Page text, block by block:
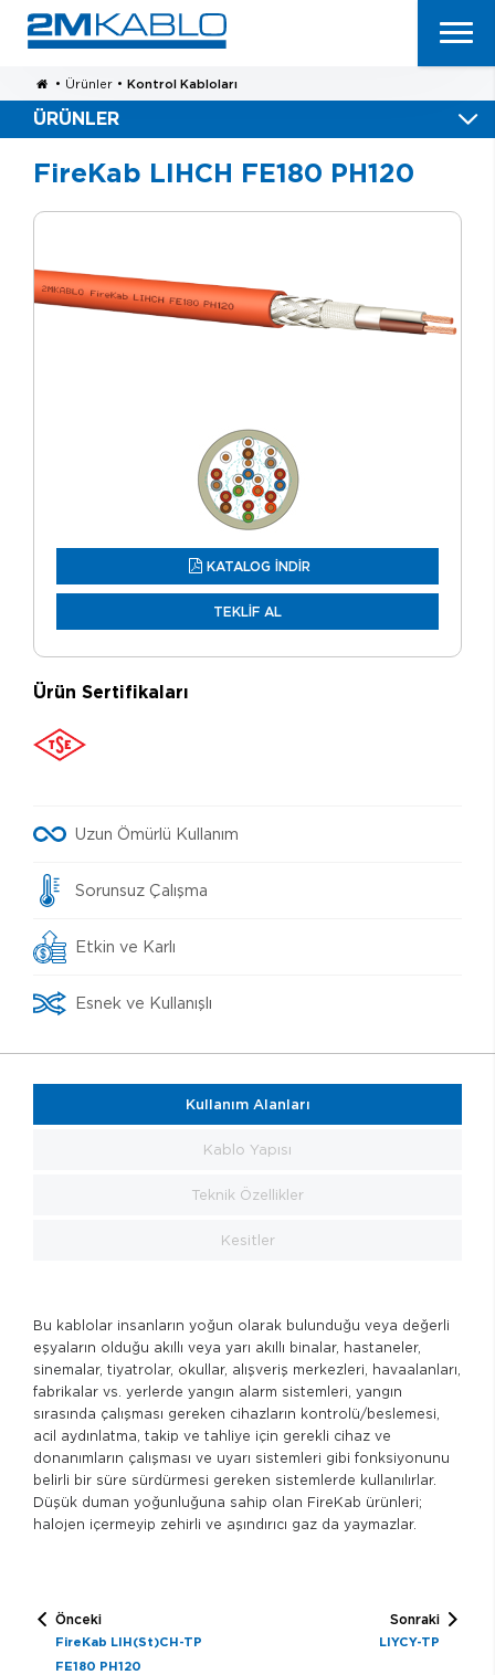
• Ürünler • Kontrol Kabloları
ÜRÜNLER
FireKab LIHCH FE180 PH120
KATALOG İNDİR
TEKLİF AL
Ürün Sertifikaları
Uzun Ömürlü Kullanım
Sorunsuz Çalışma
Etkin ve Karlı
Esnek ve Kullanışlı
Kullanım Alanları
Kablo Yapısı
Teknik Özellikler
Kesitler
Bu kablolar insanların yoğun olarak bulunduğu veya değerli
eşyaların olduğu akıllı veya yarı akıllı binalar, hastaneler,
sinemalar, tiyatrolar, okullar, alışveriş merkezleri, havaalanları,
fabrikalar vs. yerlerde yangın alarm sistemleri, yangın
sırasında çalışması gereken cihazların kontrolü/beslemesi,
acil aydınlatma, takip ve tahliye için gerekli cihaz ve
donanımların çalışması ve uyarı sistemleri gibi fonksiyonunu
belirli bir süre sürdürmesi gereken sistemlerde kullanılırlar.
Düşük duman yoğunluğuna sahip olan FireKab ürünleri;
halojen içermeyip zehirli ve aşındırıcı gaz da yaymazlar.
Önceki
FireKab LIH(St)CH-TP
FE180 PH120
Sonraki
LIYCY-TP